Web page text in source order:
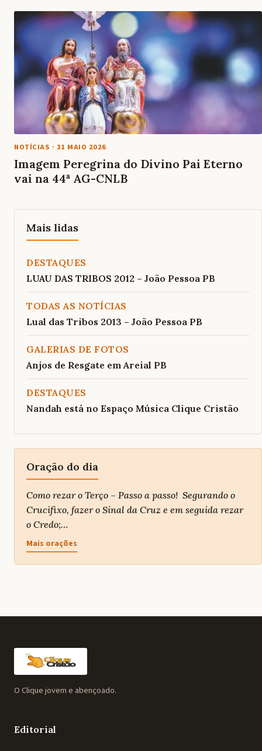
NOTÍCIAS · 31 MAIO 2026
Imagem Peregrina do Divino Pai Eterno
vai na 44ª AG-CNLB
Mais lidas
DESTAQUES
LUAU DAS TRIBOS 2012 – João Pessoa PB
TODAS AS NOTÍCIAS
Lual das Tribos 2013 – João Pessoa PB
GALERIAS DE FOTOS
Anjos de Resgate em Areial PB
DESTAQUES
Nandah está no Espaço Música Clique Cristão
Oração do dia
Como rezar o Terço – Passo a passo! Segurando o
Crucifixo, fazer o Sinal da Cruz e em seguida rezar
o Credo;…
Mais orações
O Clique jovem e abençoado.
Editorial